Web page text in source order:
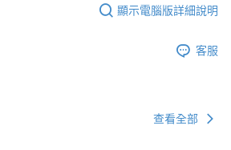
顯示電腦版詳細說明
客服
查看全部